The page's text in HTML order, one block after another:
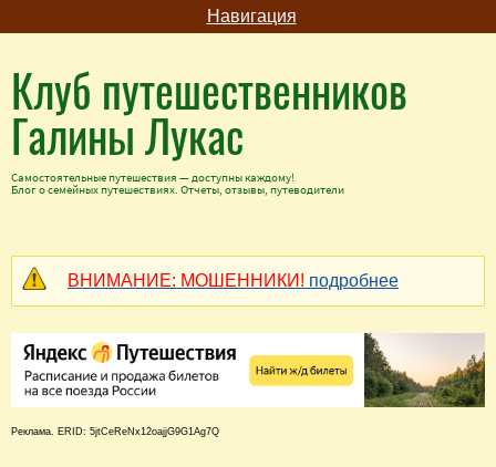
Навигация
Клуб путешественников
Галины Лукас
Самостоятельные путешествия — доступны каждому!
Блог о семейных путешествиях. Отчеты, отзывы, путеводители
ВНИМАНИЕ: МОШЕННИКИ! подробнее
Реклама. ERID: 5jtCeReNx12oajjG9G1Ag7Q